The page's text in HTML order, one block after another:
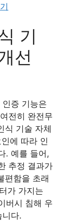
기
선
증 기능은
전히 완전무
식 기술 자체
에 따라 인
. 예를 들어,
추정 결과가
편함을 초래
가 가지는
버시 침해 우
니다.